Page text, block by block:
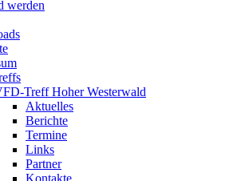
werden
Treff Hoher Westerwald
Aktuelles
Berichte
Termine
Links
Partner
Kontakte